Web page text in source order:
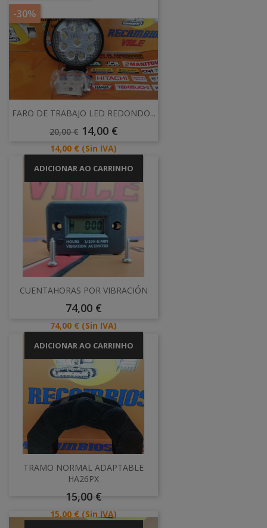
-30%
FARO DE TRABAJO LED REDONDO...
Preço
20,00 € Preço
14,00 €
Preço
14,00 € (Sin IVA)
ADICIONAR AO CARRINHO
CUENTAHORAS POR VIBRACIÓN
Preço
74,00 €
Preço
74,00 € (Sin IVA)
ADICIONAR AO CARRINHO
TRAMO NORMAL ADAPTABLE
HA26PX
Preço
15,00 €
Preço
15,00 € (Sin IVA)